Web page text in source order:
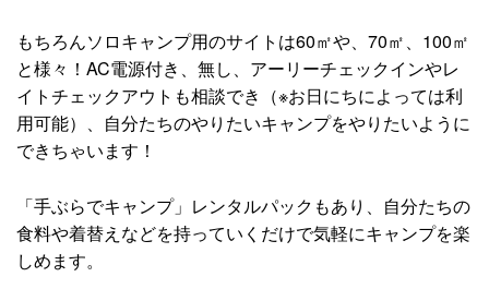
もちろんソロキャンプ用のサイトは60㎡や、70㎡、100㎡
と様々！AC電源付き、無し、アーリーチェックインやレ
イトチェックアウトも相談でき（※お日にちによっては利
用可能）、自分たちのやりたいキャンプをやりたいように
できちゃいます！
「手ぶらでキャンプ」レンタルパックもあり、自分たちの
食料や着替えなどを持っていくだけで気軽にキャンプを楽
しめます。